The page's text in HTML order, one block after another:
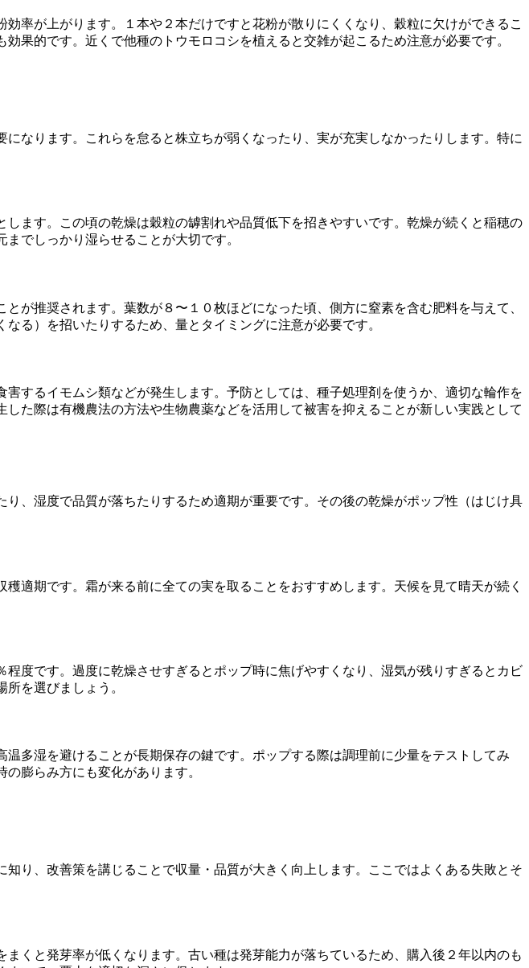
率が上がります。１本や２本だけですと花粉が散りにくくなり、穀粒に欠けができるこ
果的です。近くで他種のトウモロコシを植えると交雑が起こるため注意が必要です。
なります。これらを怠ると株立ちが弱くなったり、実が充実しなかったりします。特に
ます。この頃の乾燥は穀粒の罅割れや品質低下を招きやすいです。乾燥が続くと稲穂の
でしっかり湿らせることが大切です。
が推奨されます。葉数が８〜１０枚ほどになった頃、側方に窒素を含む肥料を与えて、
る）を招いたりするため、量とタイミングに注意が必要です。
するイモムシ類などが発生します。予防としては、種子処理剤を使うか、適切な輪作を
た際は有機農法の方法や生物農薬などを活用して被害を抑えることが新しい実践として
、湿度で品質が落ちたりするため適期が重要です。その後の乾燥がポップ性（はじけ具
適期です。霜が来る前に全ての実を取ることをおすすめします。天候を見て晴天が続く
度です。過度に乾燥させすぎるとポップ時に焦げやすくなり、湿気が残りすぎるとカビ
を選びましょう。
多湿を避けることが長期保存の鍵です。ポップする際は調理前に少量をテストしてみ
膨らみ方にも変化があります。
り、改善策を講じることで収量・品質が大きく向上します。ここではよくある失敗とそ
くと発芽率が低くなります。古い種は発芽能力が落ちているため、購入後２年以内のも